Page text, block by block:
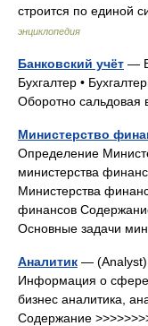
строится по
энциклопедия
Банковский учёт —
Бухгалтер •
Оборотно
Министерство
Определение
министерства
Министерства
финансов
Основные задачи
Аналитик — (Analyst)
Информация о сфере
бизнес аналитика,
Содержание